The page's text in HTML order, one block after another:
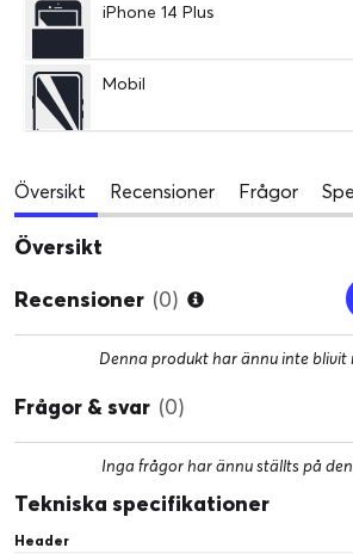
iPhone 14 Plus
Mobil
Översikt Recensioner Frågor
Översikt
Recensioner (0)
Denna produkt har ännu inte blivit
Frågor & svar (0)
Inga frågor har ännu ställts på
Tekniska specifikationer
Header